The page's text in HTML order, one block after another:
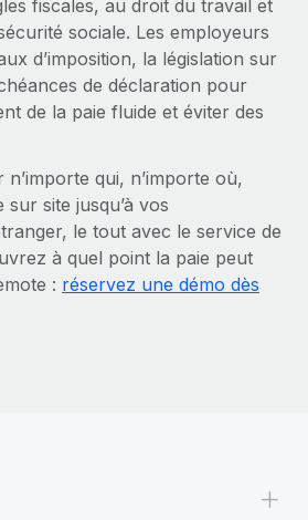
fiscales, au droit du travail et
sociale. Les employeurs
d’imposition, la législation sur
de déclaration pour
de la paie fluide et éviter des
qui, n’importe où,
site jusqu’à vos
le tout avec le service de
à quel point la paie peut
: réservez une démo dès
+